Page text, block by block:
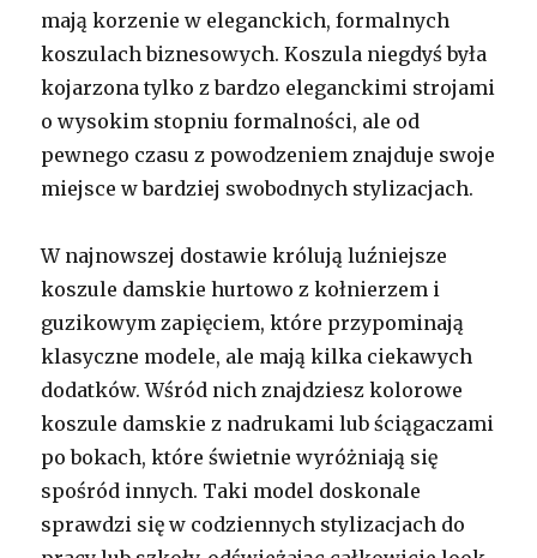
mają korzenie w eleganckich, formalnych
koszulach biznesowych. Koszula niegdyś była
kojarzona tylko z bardzo eleganckimi strojami
o wysokim stopniu formalności, ale od
pewnego czasu z powodzeniem znajduje swoje
miejsce w bardziej swobodnych stylizacjach.
W najnowszej dostawie królują luźniejsze
koszule damskie hurtowo z kołnierzem i
guzikowym zapięciem, które przypominają
klasyczne modele, ale mają kilka ciekawych
dodatków. Wśród nich znajdziesz kolorowe
koszule damskie z nadrukami lub ściągaczami
po bokach, które świetnie wyróżniają się
spośród innych. Taki model doskonale
sprawdzi się w codziennych stylizacjach do